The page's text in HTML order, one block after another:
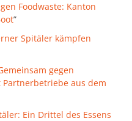
Foodwaste: Kanton
”
Spitäler kämpfen
gegen
aus dem
Ein Drittel des Essens